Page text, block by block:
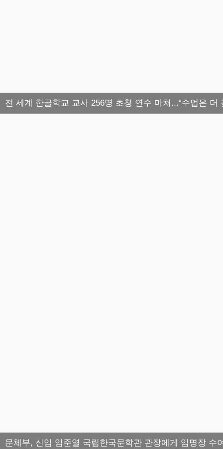
전 세계 한글학교 교사 256명 초청 연수 마쳐...“수업은 더
문체부, 신임 임준열 국립한국문학관 관장에게 임명장 수